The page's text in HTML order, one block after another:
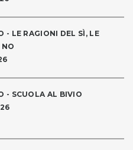
- LE RAGIONI DEL SÌ, LE
NO
- SCUOLA AL BIVIO